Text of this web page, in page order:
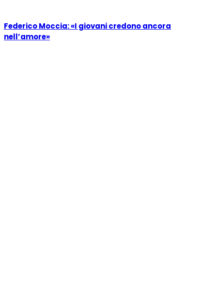
Federico Moccia: «I giovani credono ancora
nell’amore»